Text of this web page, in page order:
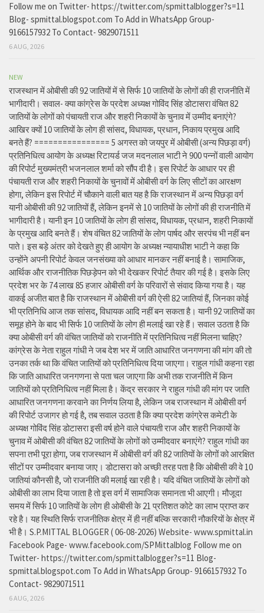
Follow me on Twitter- https://twitter.com/spmittalblogger?s=11
Blog- spmittal.blogspot.com To Add in WhatsApp Group-
9166157932 To Contact- 9829071511
6 AUG, 2026
NEW
राजस्थान में ओबीसी की 92 जातियों में से सिर्फ 10 जातियों के लोगों की ही राजनीति में
भागीदारी। सवाल- क्या कांग्रेस के प्रदेश अध्यक्ष गोविंद सिंह डोटासरा वंचित 82
जातियों के लोगों को पंचायती राज और शहरी निकायों के चुनाव में उम्मीद बनाएंगे?
आखिर क्यों 10 जातियों के लोग ही सांसद, विधायक, प्रधान, निकाय प्रमुख आदि
बनते हैं? ================ 5 अगस्त को जयपुर में ओबीसी (अन्य पिछड़ा वर्ग)
प्रतिनिधित्व आयोग के अध्यक्ष रिटायर्ड जज मदनलाल भाटी ने 900 पन्नों वाली आयोग
की रिपोर्ट मुख्यमंत्री भजनलाल शर्मा को सौंप दी है। इस रिपोर्ट के आधार पर ही
पंचायती राज और शहरी निकायों के चुनावों में ओबीसी वर्ग के लिए सीटों का आरक्षण
होगा, लेकिन इस रिपोर्ट में चौकाने वाली बात यह है कि राजस्थान में अन्य पिछड़ा वर्ग
यानी ओबीसी की 92 जातियों हैं, लेकिन इनमें से 10 जातियों के लोगों की ही राजनीति में
भागीदारी है। यानी इन 10 जातियों के लोग ही सांसद, विधायक, प्रधान, शहरी निकायों
के प्रमुख आदि बनते हैं। शेष वंचित 82 जातियों के लोग पार्षद और सरपंच भी नहीं बन
पाते। इस बड़े अंतर को देखते हुए ही आयोग के अध्यक्ष न्यायाधीश भाटी ने कहा कि
उन्होंने अपनी रिपोर्ट केवल जनसंख्या को आधार मानकर नहीं बनाई है। सामाजिक,
आर्थिक और राजनीतिक पिछड़ेपन को भी देखकर रिपोर्ट तैयार की गई है। इसके लिए
प्रदेश भर के 74 लाख 85 हजार ओबीसी वर्ग के परिवारों से संवाद किया गया है। यह
वाकई अजीत बात है कि राजस्थान में ओबीसी वर्ग की ऐसी 82 जातियां हैं, जिनका कोई
भी प्रतिनिधि आज तक सांसद, विधायक आदि नहीं बन सकता है। यानी 92 जातियों का
समूह होने के बाद भी सिर्फ 10 जातियों के लोग ही मलाई खा रहे हैं। सवाल उठता है कि
क्या ओबीसी वर्ग की वंचित जातियों को राजनीति में प्रतिनिधित्व नहीं मिलना चाहिए?
कांग्रेस के नेता राहुल गांधी ने जब देश भर में जाति आधारित जनगणना की मांग की तो
उनका तर्क था कि वंचित जातियों को प्रतिनिधित्व दिया जाएगा। राहुल गांधी कहना रहा
कि जाति आधारित जनगणना से पता चल जाएगा कि अभी तक राजनीति में किन
जातियों को प्रतिनिधित्व नहीं मिला है। केंद्र सरकार ने राहुल गांधी की मांग पर जाति
आधारित जनगणना करवाने का निर्णय लिया है, लेकिन जब राजस्थान में ओबीसी वर्ग
की रिपोर्ट उजागर हो गई है, तब सवाल उठता है कि क्या प्रदेश कांग्रेस कमेटी के
अध्यक्ष गोविंद सिंह डोटासरा इसी वर्ष होने वाले पंचायती राज और शहरी निकायों के
चुनाव में ओबीसी की वंचित 82 जातियों के लोगों को उम्मीदवार बनाएंगे? राहुल गांधी का
सपना तभी पूरा होगा, जब राजस्थान में ओबीसी वर्ग की 82 जातियों के लोगों को आरक्षित
सीटों पर उम्मीदवार बनाया जाए। डोटासरा को अच्छी तरह पता है कि ओबीसी की वे 10
जातियां कौनसी है, जो राजनीति की मलाई खा रही है। यदि वंचित जातियों के लोगों को
ओबीसी का लाभ दिया जाता है तो इस वर्ग में सामाजिक समानता भी आएगी। मौजूदा
समय में सिर्फ 10 जातियों के लोग ही ओबीसी के 21 प्रतिशत कोटे का लाभ प्राप्त कर
रहे है। यह स्थिति सिर्फ राजनीतिक क्षेत्र में ही नहीं बल्कि सरकारी नौकरियों के क्षेत्र में
भी है। S.P.MITTAL BLOGGER ( 06-08-2026) Website- www.spmittal.in
Facebook Page- www.facebook.com/SPMittalblog Follow me on
Twitter- https://twitter.com/spmittalblogger?s=11 Blog-
spmittal.blogspot.com To Add in WhatsApp Group- 9166157932 To
Contact- 9829071511
6 AUG, 2026